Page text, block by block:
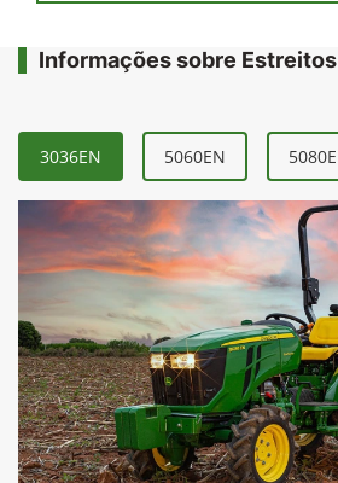
Informações sobre Estreitos
3036EN 5060EN 5080E